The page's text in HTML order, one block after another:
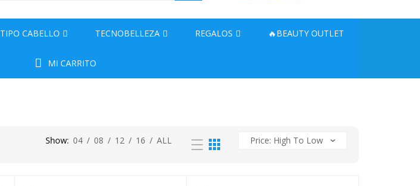
TIPO CABELLO TECNOBELLEZA REGALOS 🔥BEAUTY OUTLET
MI CARRITO
Show: 04 / 08 / 12 / 16 / ALL